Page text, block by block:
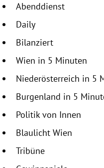
Abenddienst
Daily
Bilanziert
Wien in 5 Minuten
Niederösterreich in 5
Burgenland in 5
Politik von Innen
Blaulicht Wien
Tribüne